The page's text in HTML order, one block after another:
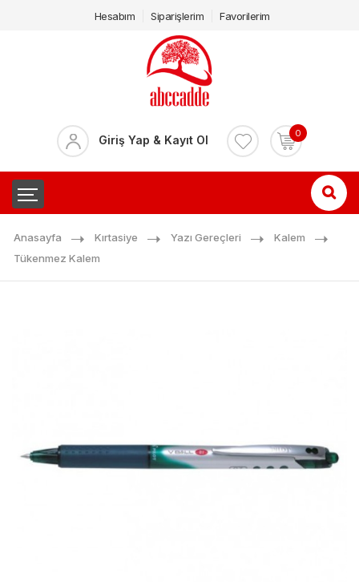
Hesabım Siparişlerim Favorilerim
Giriş Yap & Kayıt Ol 0
Anasayfa Kırtasiye Yazı Gereçleri
Kalem
Tükenmez Kalem